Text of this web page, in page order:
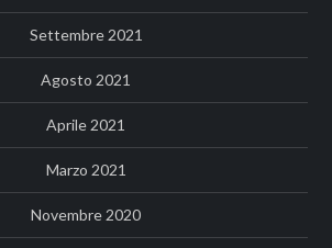
Settembre 2021
Agosto 2021
Aprile 2021
Marzo 2021
Novembre 2020